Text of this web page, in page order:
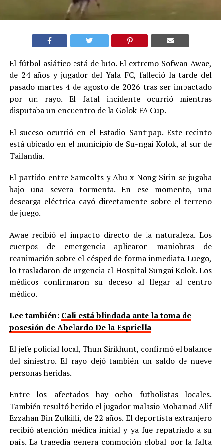
El fútbol asiático está de luto. El extremo Sofwan Awae,
de 24 años y jugador del Yala FC, falleció la tarde del
pasado martes 4 de agosto de 2026 tras ser impactado
por un rayo. El fatal incidente ocurrió mientras
disputaba un encuentro de la Golok FA Cup.
El suceso ocurrió en el Estadio Santipap. Este recinto
está ubicado en el municipio de Su-ngai Kolok, al sur de
Tailandia.
El partido entre Samcolts y Abu x Nong Sirin se jugaba
bajo una severa tormenta. En ese momento, una
descarga eléctrica cayó directamente sobre el terreno
de juego.
Awae recibió el impacto directo de la naturaleza. Los
cuerpos de emergencia aplicaron maniobras de
reanimación sobre el césped de forma inmediata. Luego,
lo trasladaron de urgencia al Hospital Sungai Kolok. Los
médicos confirmaron su deceso al llegar al centro
médico.
Lee también: Cali está blindada ante la toma de
posesión de Abelardo De la Espriella
El jefe policial local, Thun Sirikhunt, confirmó el balance
del siniestro. El rayo dejó también un saldo de nueve
personas heridas.
Entre los afectados hay ocho futbolistas locales.
También resultó herido el jugador malasio Mohamad Alif
Ezzahan Bin Zulkifli, de 22 años. El deportista extranjero
recibió atención médica inicial y ya fue repatriado a su
país. La tragedia genera conmoción global por la falta